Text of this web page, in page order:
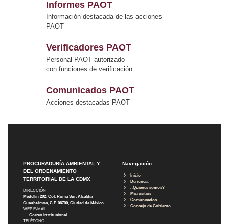
Informes PAOT
Información destacada de las acciones
PAOT
Verificadores PAOT
Personal PAOT autorizado
con funciones de verificación
Comunicados PAOT
Acciones destacadas PAOT
PROCURADURÍA AMBIENTAL Y
DEL ORDENAMIENTO
TERRITORIAL DE LA CDMX
DIRECCIÓN
Medellín 202, Col. Roma Sur, Alcaldía
Cuauhtémoc, C.P. 06700, Ciudad de México
WEB E-MAIL
Correo Institucional
TELÉFONO
Navegación
Inicio
Denuncia
¿Quiénes somos?
Micrositios
Comunicados
Consejo de Gobierno